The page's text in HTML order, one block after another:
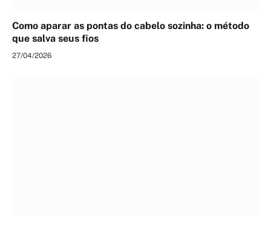
Como aparar as pontas do cabelo sozinha: o método
que salva seus fios
27/04/2026